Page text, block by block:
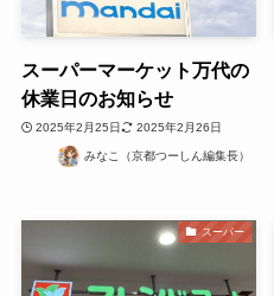
スーパーマーケット万代の
休業日のお知らせ
2025年2月25日 2025年2月26日
みなこ（京都つーしん編集長）
スーパー